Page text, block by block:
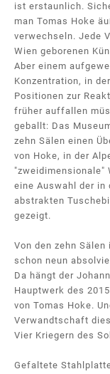
ist erstaunlich.
man Tomas Hoke
verwechseln. Jede
Wien geborenen
Aber einem
Konzentration, in
Positionen zur
früher auffallen
geballt: Das
zehn Sälen einen
von Hoke, in der
"zweidimensionale"
eine Auswahl der in
abstrakten
gezeigt.
Von den zehn
schon neun
Da hängt der
Hauptwerk des
von Tomas Hoke.
Verwandtschaft
Vier Kriegern des
Gefaltete